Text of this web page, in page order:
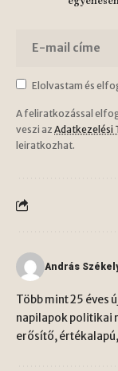
Elolvastam és
A feliratkozással
veszi az Adatkezelési
leiratkozhat.
András
Több mint 25 éves
napilapok politikai
erősítő,